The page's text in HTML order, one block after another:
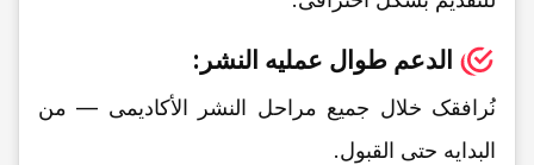
الدعم طوال عملیه النشر:
نُرافقک خلال جمیع مراحل النشر الأکادیمی — من
البدایه حتى القبول.